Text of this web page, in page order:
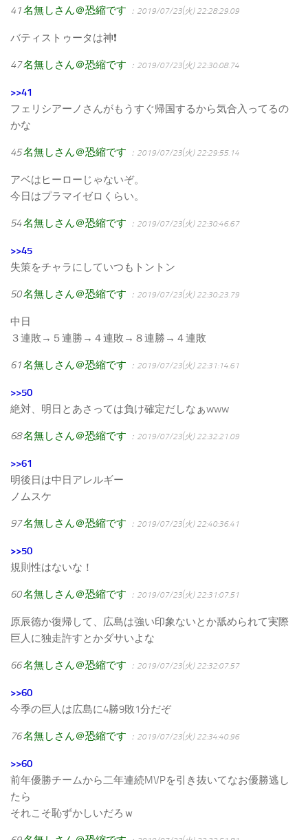
41名無しさん＠恐縮です ：2019/07/23(火) 22:28:29.09
バティストゥータは神❗
47名無しさん＠恐縮です ：2019/07/23(火) 22:30:08.74
>>41
フェリシアーノさんがもうすぐ帰国するから気合入ってるの
かな
45名無しさん＠恐縮です ：2019/07/23(火) 22:29:55.14
アベはヒーローじゃないぞ。
今日はプラマイゼロくらい。
54名無しさん＠恐縮です ：2019/07/23(火) 22:30:46.67
>>45
失策をチャラにしていつもトントン
50名無しさん＠恐縮です ：2019/07/23(火) 22:30:23.79
中日
３連敗→５連勝→４連敗→８連勝→４連敗
61名無しさん＠恐縮です ：2019/07/23(火) 22:31:14.61
>>50
絶対、明日とあさっては負け確定だしなぁwww
68名無しさん＠恐縮です ：2019/07/23(火) 22:32:21.09
>>61
明後日は中日アレルギー
ノムスケ
97名無しさん＠恐縮です ：2019/07/23(火) 22:40:36.41
>>50
規則性はないな！
60名無しさん＠恐縮です ：2019/07/23(火) 22:31:07.51
原辰徳か復帰して、広島は強い印象ないとか舐められて実際
巨人に独走許すとかダサいよな
66名無しさん＠恐縮です ：2019/07/23(火) 22:32:07.57
>>60
今季の巨人は広島に4勝9敗1分だぞ
76名無しさん＠恐縮です ：2019/07/23(火) 22:34:40.96
>>60
前年優勝チームから二年連続MVPを引き抜いてなお優勝逃し
たら
それこそ恥ずかしいだろｗ